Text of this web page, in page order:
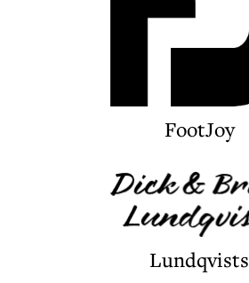
FootJoy
Lundqvists